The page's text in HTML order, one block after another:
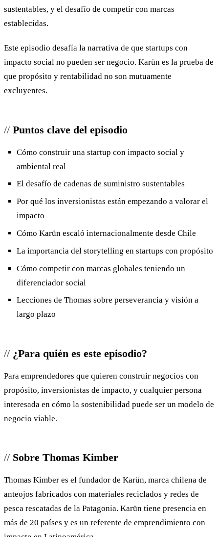
sustentables, y el desafío de competir con marcas
establecidas.
Este episodio desafía la narrativa de que startups con
impacto social no pueden ser negocio. Karün es la prueba de
que propósito y rentabilidad no son mutuamente
excluyentes.
Puntos clave del episodio
Cómo construir una startup con impacto social y
ambiental real
El desafío de cadenas de suministro sustentables
Por qué los inversionistas están empezando a valorar el
impacto
Cómo Karün escaló internacionalmente desde Chile
La importancia del storytelling en startups con propósito
Cómo competir con marcas globales teniendo un
diferenciador social
Lecciones de Thomas sobre perseverancia y visión a
largo plazo
¿Para quién es este episodio?
Para emprendedores que quieren construir negocios con
propósito, inversionistas de impacto, y cualquier persona
interesada en cómo la sostenibilidad puede ser un modelo de
negocio viable.
Sobre Thomas Kimber
Thomas Kimber es el fundador de Karün, marca chilena de
anteojos fabricados con materiales reciclados y redes de
pesca rescatadas de la Patagonia. Karün tiene presencia en
más de 20 países y es un referente de emprendimiento con